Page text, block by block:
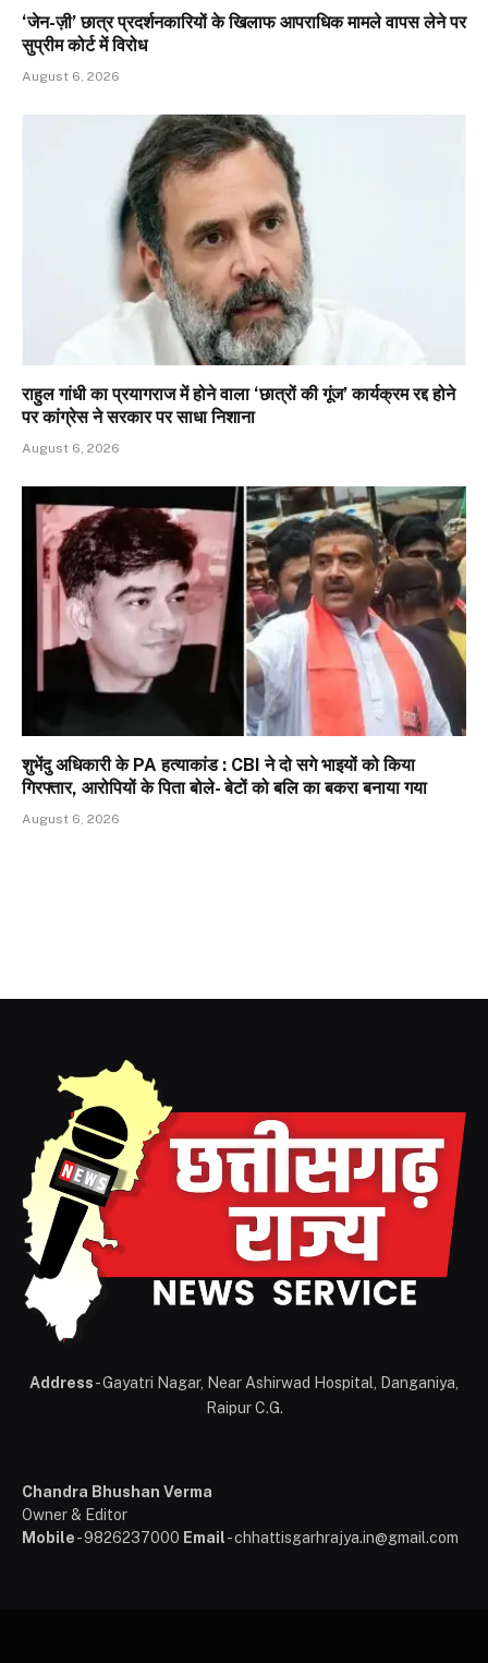
‘जेन-ज़ी’ छात्र प्रदर्शनकारियों के खिलाफ आपराधिक मामले वापस लेने पर
सुप्रीम कोर्ट में विरोध
August 6, 2026
राहुल गांधी का प्रयागराज में होने वाला ‘छात्रों की गूंज’ कार्यक्रम रद्द होने
पर कांग्रेस ने सरकार पर साधा निशाना
August 6, 2026
शुभेंदु अधिकारी के PA हत्याकांड : CBI ने दो सगे भाइयों को किया
गिरफ्तार, आरोपियों के पिता बोले- बेटों को बलि का बकरा बनाया गया
August 6, 2026
Address- Gayatri Nagar, Near Ashirwad Hospital, Danganiya,
Raipur C.G.
Chandra Bhushan Verma
Owner & Editor
Mobile- 9826237000 Email- chhattisgarhrajya.in@gmail.com